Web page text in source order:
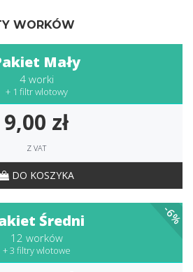
WORKÓW
Mały
4 worki
+ 1 filtr wlotowy
9,00 zł
Z VAT
DO KOSZYKA
-6%
Średni
12 worków
+ 3 filtry wlotowe